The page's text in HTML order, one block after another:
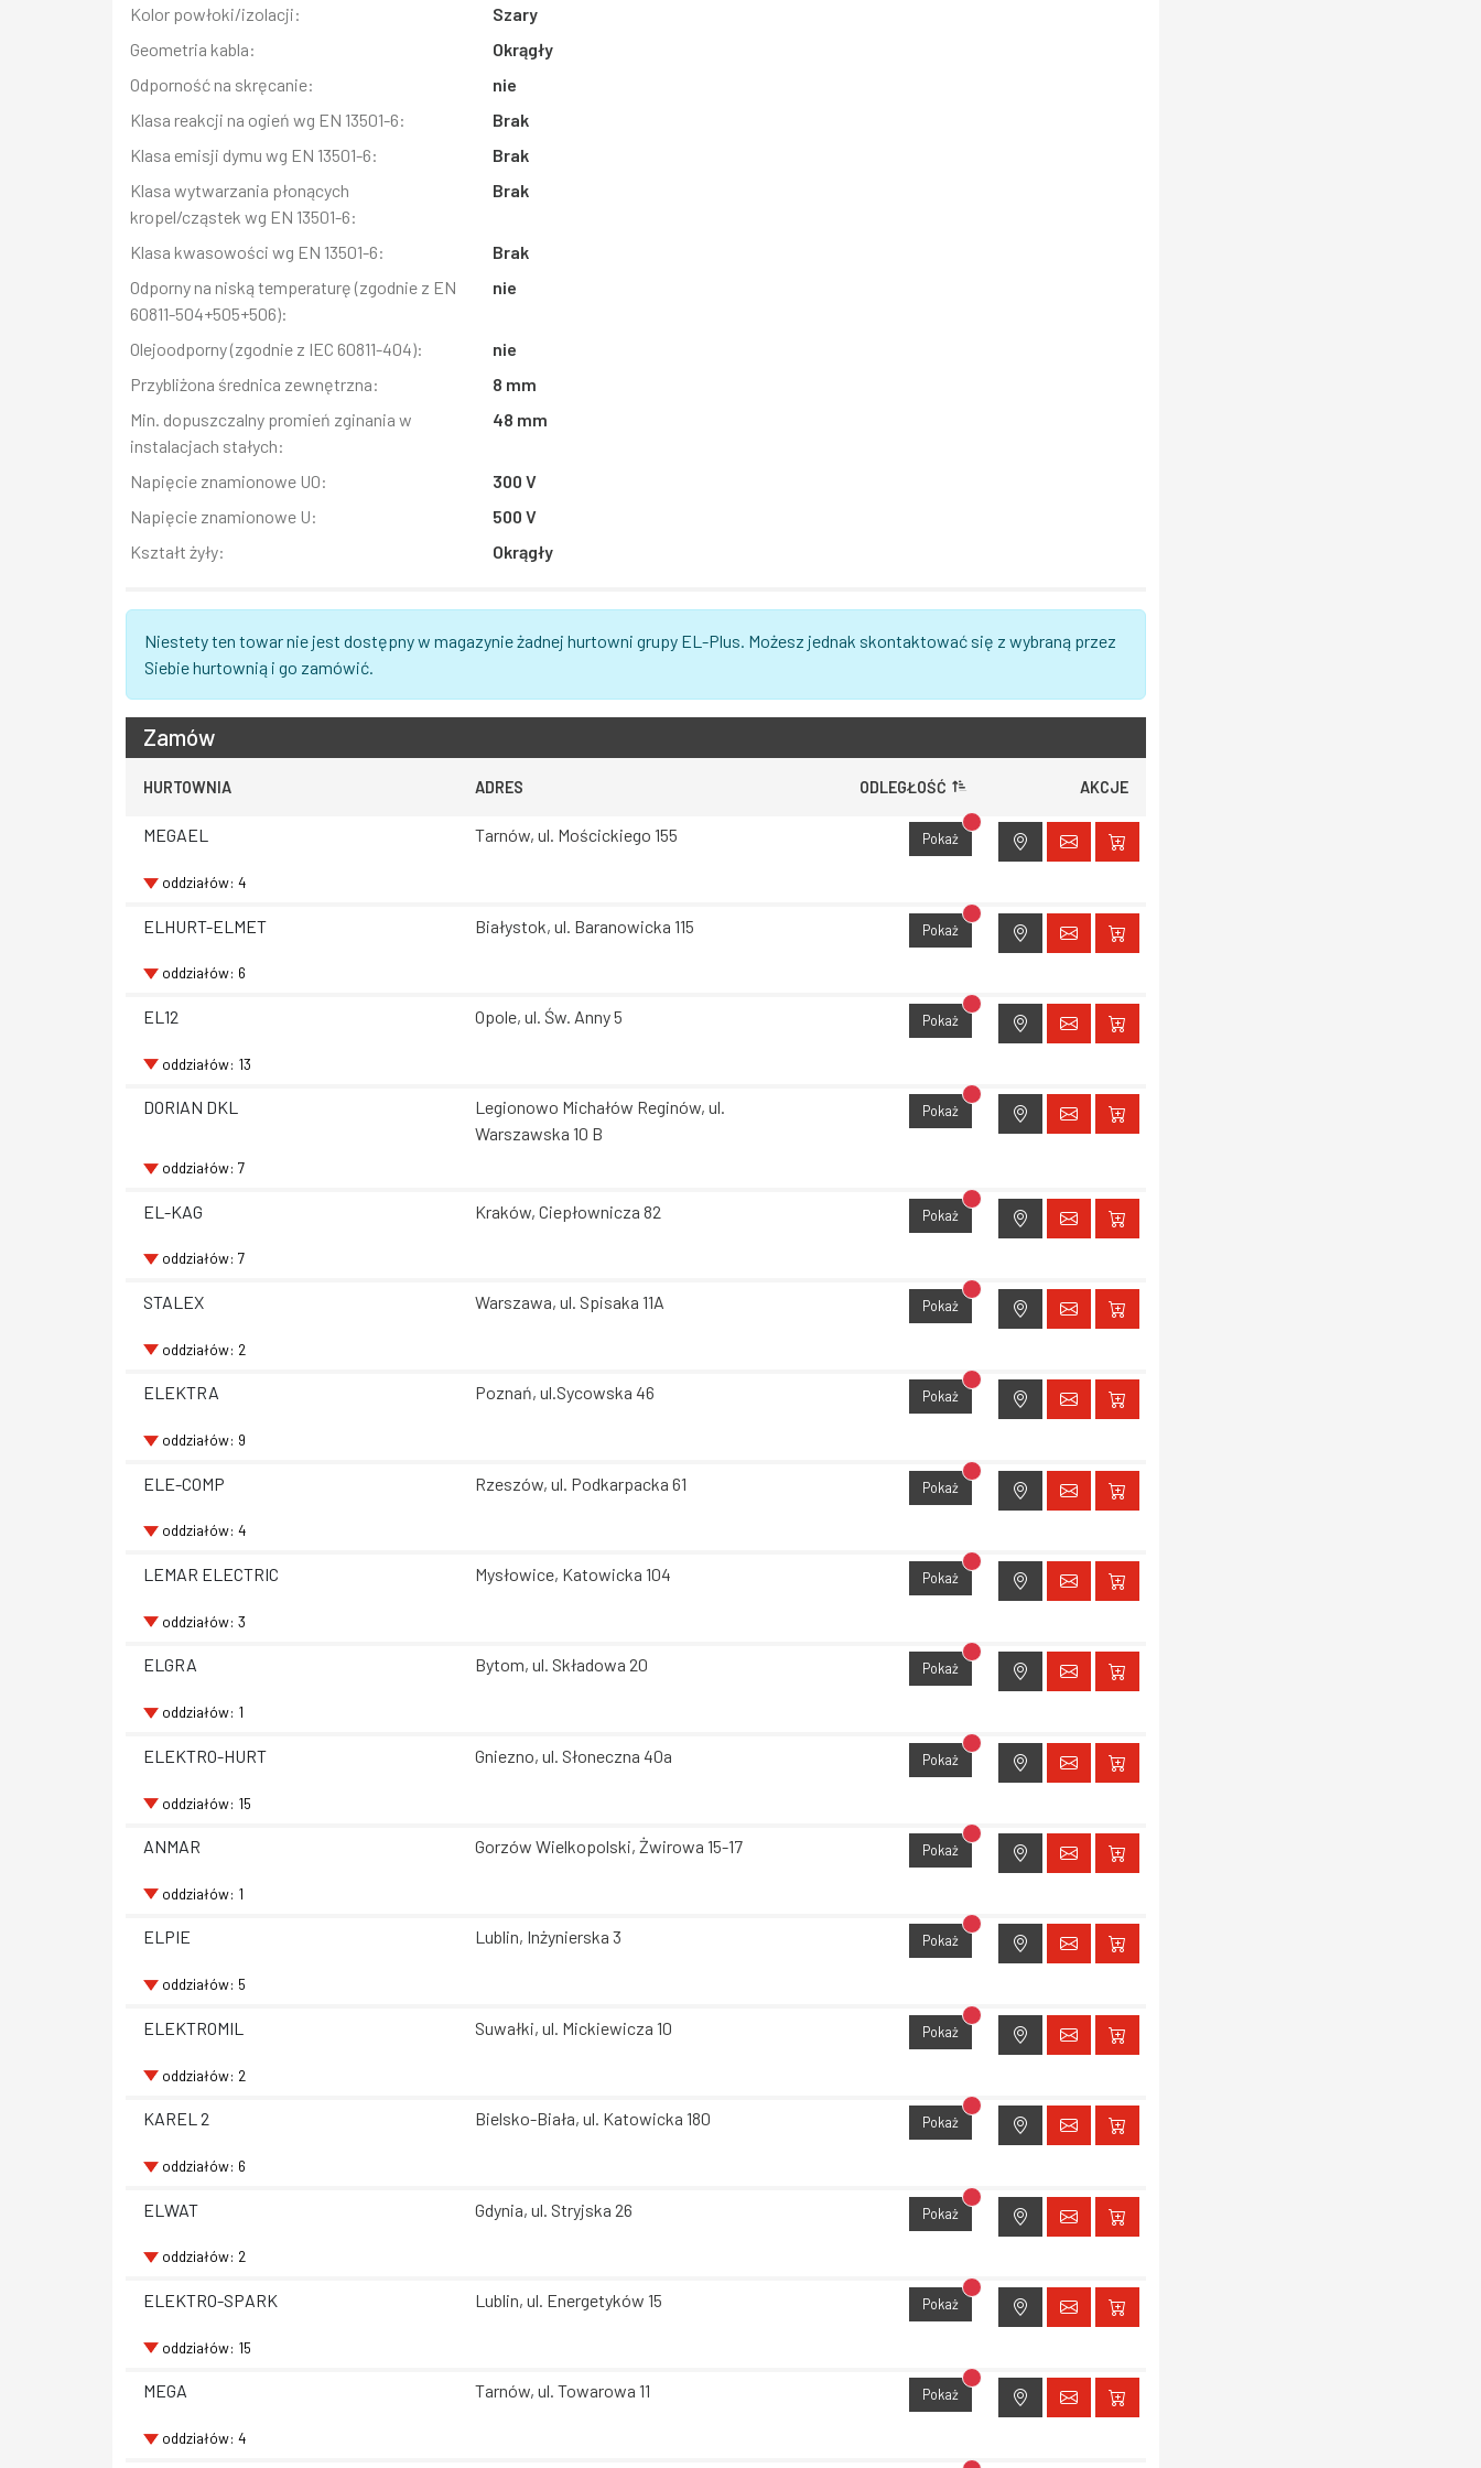
Kolor powłoki/izolacji:
Szary
Geometria kabla:
Okrągły
Odporność na skręcanie:
nie
Klasa reakcji na ogień wg EN 13501-6:
Brak
Klasa emisji dymu wg EN 13501-6:
Brak
Klasa wytwarzania płonących
kropel/cząstek wg EN 13501-6:
Brak
Klasa kwasowości wg EN 13501-6:
Brak
Odporny na niską temperaturę (zgodnie z EN
60811-504+505+506):
nie
Olejoodporny (zgodnie z IEC 60811-404):
nie
Przybliżona średnica zewnętrzna:
8 mm
Min. dopuszczalny promień zginania w
instalacjach stałych:
48 mm
Napięcie znamionowe U0:
300 V
Napięcie znamionowe U:
500 V
Kształt żyły:
Okrągły
Niestety ten towar nie jest dostępny w magazynie żadnej hurtowni grupy EL-Plus. Możesz jednak skontaktować się z wybraną przez
Siebie hurtownią i go zamówić.
Zamów
HURTOWNIA ADRES ODLEGŁOŚĆ AKCJE
MEGAEL Tarnów, ul. Mościckiego 155 Pokaż Brak dostępu do lokalizacji
oddziałów: 4
ELHURT-ELMET Białystok, ul. Baranowicka 115 Pokaż Brak dostępu do lokalizacji
oddziałów: 6
EL12 Opole, ul. Św. Anny 5 Pokaż Brak dostępu do lokalizacji
oddziałów: 13
DORIAN DKL
Legionowo Michałów Reginów, ul.
Warszawska 10 B
Pokaż Brak dostępu do lokalizacji
oddziałów: 7
EL-KAG Kraków, Ciepłownicza 82 Pokaż Brak dostępu do lokalizacji
oddziałów: 7
STALEX Warszawa, ul. Spisaka 11A Pokaż Brak dostępu do lokalizacji
oddziałów: 2
ELEKTRA Poznań, ul.Sycowska 46 Pokaż Brak dostępu do lokalizacji
oddziałów: 9
ELE-COMP Rzeszów, ul. Podkarpacka 61 Pokaż Brak dostępu do lokalizacji
oddziałów: 4
LEMAR ELECTRIC Mysłowice, Katowicka 104 Pokaż Brak dostępu do lokalizacji
oddziałów: 3
ELGRA Bytom, ul. Składowa 20 Pokaż Brak dostępu do lokalizacji
oddziałów: 1
ELEKTRO-HURT Gniezno, ul. Słoneczna 40a Pokaż Brak dostępu do lokalizacji
oddziałów: 15
ANMAR Gorzów Wielkopolski, Żwirowa 15-17 Pokaż Brak dostępu do lokalizacji
oddziałów: 1
ELPIE Lublin, Inżynierska 3 Pokaż Brak dostępu do lokalizacji
oddziałów: 5
ELEKTROMIL Suwałki, ul. Mickiewicza 10 Pokaż Brak dostępu do lokalizacji
oddziałów: 2
KAREL 2 Bielsko-Biała, ul. Katowicka 180 Pokaż Brak dostępu do lokalizacji
oddziałów: 6
ELWAT Gdynia, ul. Stryjska 26 Pokaż Brak dostępu do lokalizacji
oddziałów: 2
ELEKTRO-SPARK Lublin, ul. Energetyków 15 Pokaż Brak dostępu do lokalizacji
oddziałów: 15
MEGA Tarnów, ul. Towarowa 11 Pokaż Brak dostępu do lokalizacji
oddziałów: 4